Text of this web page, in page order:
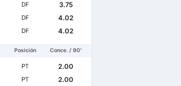
DF
3.75
DF
4.02
DF 4.02
Posición Conce. / 90'
PT
2.00
PT
2.00